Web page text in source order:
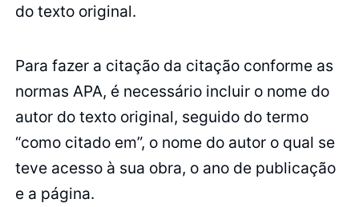
do texto original.
Para fazer a citação da citação conforme as
normas APA, é necessário incluir o nome do
autor do texto original, seguido do termo
“como citado em”, o nome do autor o qual se
teve acesso à sua obra, o ano de publicação
e a página.